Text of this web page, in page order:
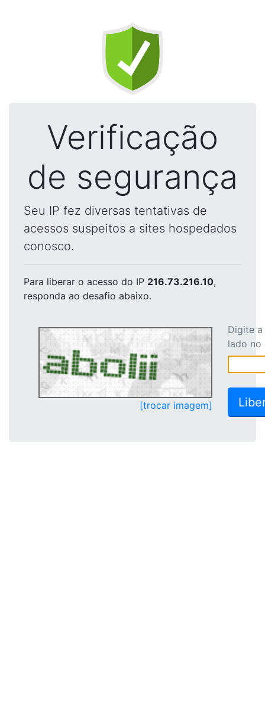
Verificação
de segurança
Seu IP fez diversas tentativas de
acessos suspeitos a sites hospedados
conosco.
Para liberar o acesso do IP 216.73.216.10,
responda ao desafio abaixo.
[trocar imagem]
Digite
lado no